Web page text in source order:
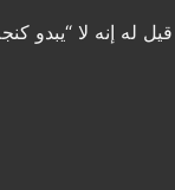
له إنه لا